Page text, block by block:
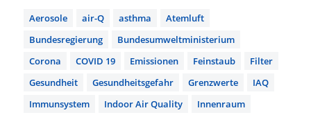
Aerosole air-Q asthma
Atemluft
Bundesregierung
Bundesumweltministerium
Corona
COVID 19 Emissionen Feinstaub
Filter
Gesundheit
Gesundheitsgefahr Grenzwerte
IAQ
Immunsystem
Indoor Air Quality
Innenraum